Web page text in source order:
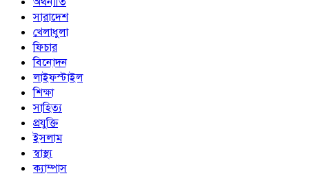
সারাদেশ
খেলাধুলা
ফিচার
বিনোদন
লাইফস্টাইল
শিক্ষা
সাহিত্য
প্রযুক্তি
ইসলাম
স্বাস্থ্য
ক্যাম্পাস